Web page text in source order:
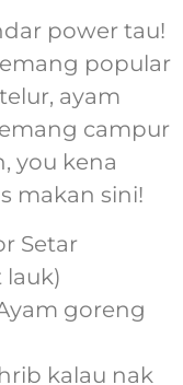
power tau!
popular
ayam
campur
you kena
makan sini!
Setar
lauk)
goreng
kalau nak